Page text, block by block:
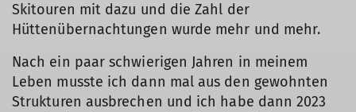
Skitouren mit dazu und die Zahl der
Hüttenübernachtungen wurde mehr und mehr.
Nach ein paar schwierigen Jahren in meinem
Leben musste ich dann mal aus den gewohnten
Strukturen ausbrechen und ich habe dann 2023